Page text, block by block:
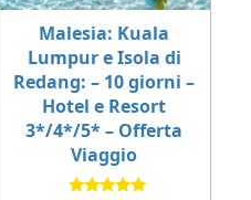
Malesia: Kuala
Lumpur e Isola di
Redang: – 10 giorni –
Hotel e Resort
3*/4*/5* – Offerta
Viaggio